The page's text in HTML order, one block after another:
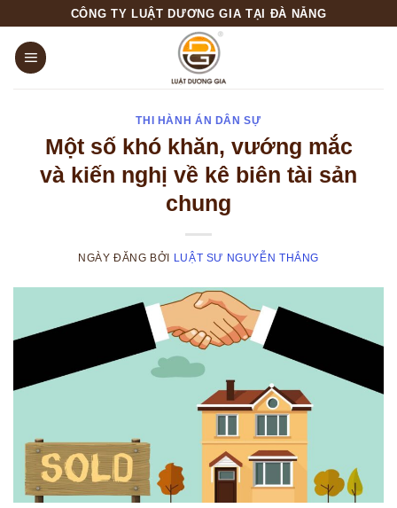
content
CÔNG TY LUẬT DƯƠNG GIA TẠI ĐÀ NẴNG
THI HÀNH ÁN DÂN SỰ
Một số khó khăn, vướng mắc
và kiến nghị về kê biên tài sản
chung
NGÀY ĐĂNG BỞI LUẬT SƯ NGUYỄN THẮNG